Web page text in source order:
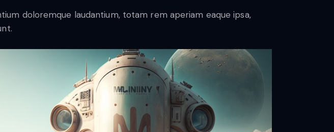
doloremque laudantium, totam rem aperiam eaque ipsa,